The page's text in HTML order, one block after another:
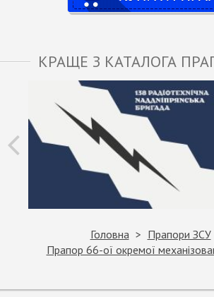
КРАЩЕ З КАТАЛОГА
Головна
Прапори ЗСУ
Прапор 66-ої окремої